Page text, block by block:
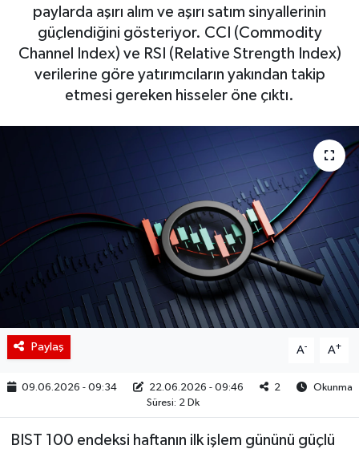
paylarda aşırı alım ve aşırı satım sinyallerinin
güçlendiğini gösteriyor. CCI (Commodity
Channel Index) ve RSI (Relative Strength Index)
verilerine göre yatırımcıların yakından takip
etmesi gereken hisseler öne çıktı.
Paylaş A- A+
09.06.2026 - 09:34 22.06.2026 - 09:46 2
Okunma
Süresi: 2 Dk
BIST 100 endeksi haftanın ilk işlem gününü güçlü
BIST 100 Isı Haritası
Coin Isı Haritası
Ekonomik Takvim
Hakkımızda
İletişim